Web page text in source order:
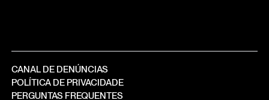
CANAL DE DENÚNCIAS
POLÍTICA DE PRIVACIDADE
PERGUNTAS FREQUENTES